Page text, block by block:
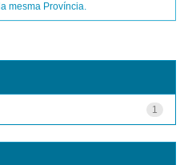
mesma Província.
1